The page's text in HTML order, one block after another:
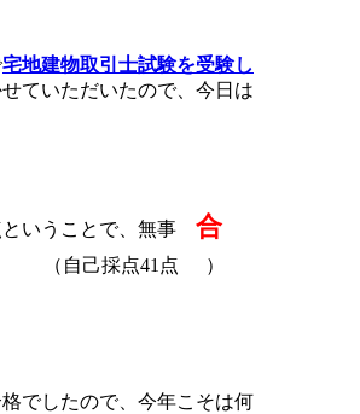
宅地建物取引士試験を受験し
ていただいたので、今日は
ということで、無事 合
（自己採点41点 ）
でしたので、今年こそは何